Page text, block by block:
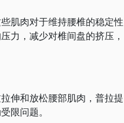
肌肉对于维持腰椎的稳定性
力，减少对椎间盘的挤压，
伸和放松腰部肌肉，普拉提
限问题。